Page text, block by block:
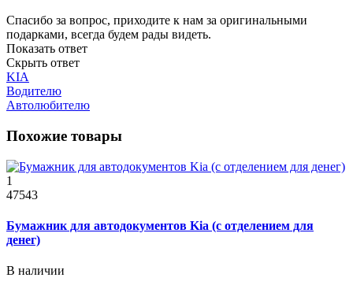
Спасибо за вопрос, приходите к нам за оригинальными
подарками, всегда будем рады видеть.
Показать ответ
Скрыть ответ
KIA
Водителю
Автолюбителю
Похожие товары
1
47543
Бумажник для автодокументов Kia (с отделением для
денег)
В наличии